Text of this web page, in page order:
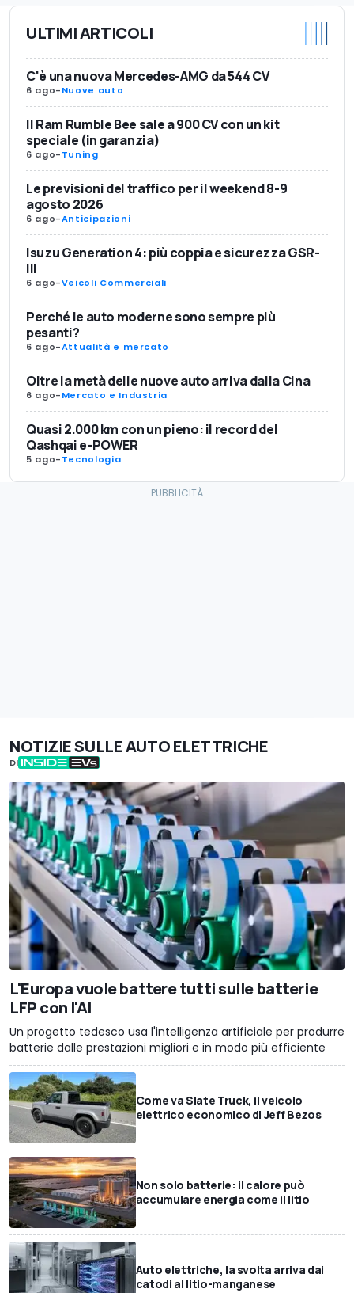
ULTIMI ARTICOLI
C'è una nuova Mercedes-AMG da 544 CV
6 ago-Nuove auto
Il Ram Rumble Bee sale a 900 CV con un kit
speciale (in garanzia)
6 ago-Tuning
Le previsioni del traffico per il weekend 8-9
agosto 2026
6 ago-Anticipazioni
Isuzu Generation 4: più coppia e sicurezza GSR-
III
6 ago-Veicoli Commerciali
Perché le auto moderne sono sempre più
pesanti?
6 ago-Attualità e mercato
Oltre la metà delle nuove auto arriva dalla Cina
6 ago-Mercato e Industria
Quasi 2.000 km con un pieno: il record del
Qashqai e-POWER
5 ago-Tecnologia
NOTIZIE SULLE AUTO ELETTRICHE
DI
L'Europa vuole battere tutti sulle batterie
LFP con l'AI
Un progetto tedesco usa l'intelligenza artificiale per produrre
batterie dalle prestazioni migliori e in modo più efficiente
Come va Slate Truck, il veicolo
elettrico economico di Jeff Bezos
Non solo batterie: il calore può
accumulare energia come il litio
Auto elettriche, la svolta arriva dai
catodi al litio-manganese